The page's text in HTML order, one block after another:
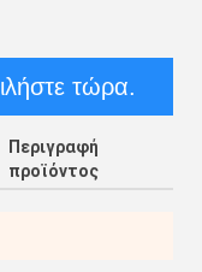
τώρα.
Περιγραφή
προϊόντος